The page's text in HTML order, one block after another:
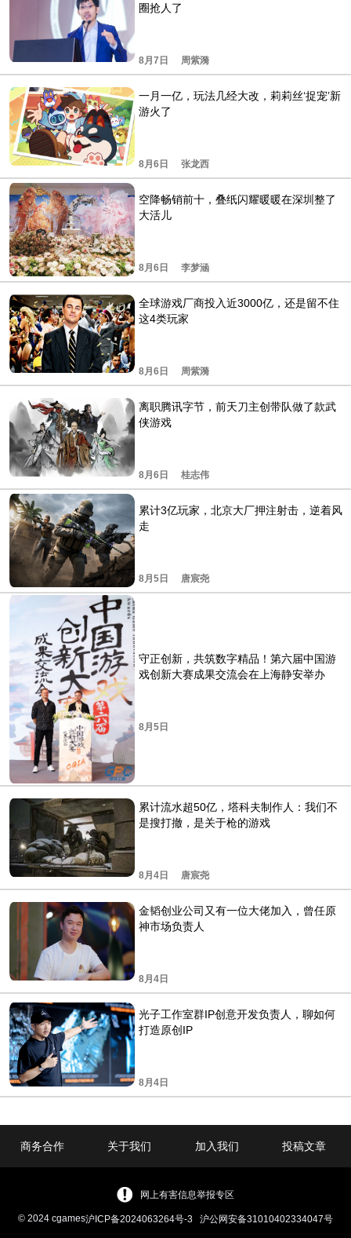
圈抢人了
8月7日 周紫漪
一月一亿，玩法几经大改，莉莉丝‘捉宠’新
游火了
8月6日 张龙西
空降畅销前十，叠纸闪耀暖暖在深圳整了
大活儿
8月6日 李梦涵
全球游戏厂商投入近3000亿，还是留不住
这4类玩家
8月6日 周紫漪
离职腾讯字节，前天刀主创带队做了款武
侠游戏
8月6日 桂志伟
累计3亿玩家，北京大厂押注射击，逆着风
走
8月5日 唐宸尧
守正创新，共筑数字精品！第六届中国游
戏创新大赛成果交流会在上海静安举办
8月5日
累计流水超50亿，塔科夫制作人：我们不
是搜打撤，是关于枪的游戏
8月4日 唐宸尧
金韬创业公司又有一位大佬加入，曾任原
神市场负责人
8月4日
光子工作室群IP创意开发负责人，聊如何
打造原创IP
8月4日
商务合作 关于我们 加入我们 投稿文章
网上有害信息举报专区
© 2024 cgames沪ICP备2024063264号-3 沪公网安备31010402334047号